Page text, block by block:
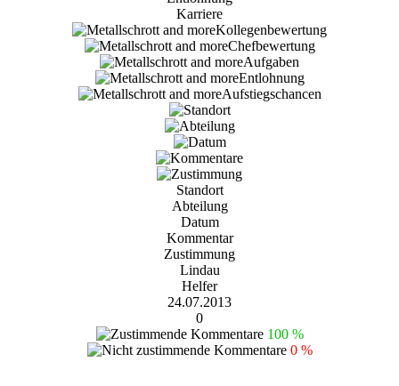
Karriere
Standort
Abteilung
Datum
Kommentar
Zustimmung
Lindau
Helfer
24.07.2013
0
100 %
0 %